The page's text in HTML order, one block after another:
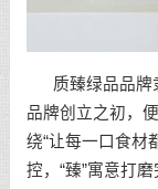
质臻绿品品牌
品牌创立之初，
绕“让每一口食材
控，“臻”寓意打